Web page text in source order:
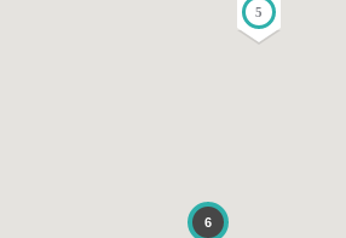
5
6